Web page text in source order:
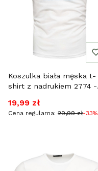
Koszulka biała męska t-
shirt z nadrukiem 2774 -
Cena promocyjna
19,99 zł
Cena regularna: 29,99 zł-33%